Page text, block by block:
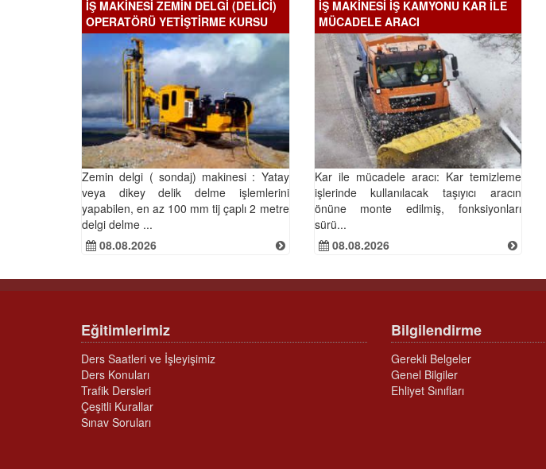
İŞ MAKİNESİ ZEMİN DELGİ (DELİCİ)
OPERATÖRÜ YETİŞTİRME KURSU
Zemin delgi ( sondaj) makinesi : Yatay
veya dikey delik delme işlemlerini
yapabilen, en az 100 mm tij çaplı 2 metre
delgi delme ...
08.08.2026
İŞ MAKİNESİ İŞ KAMYONU KAR İLE
MÜCADELE ARACI
Kar ile mücadele aracı: Kar temizleme
işlerinde kullanılacak taşıyıcı aracın
önüne monte edilmiş, fonksiyonları
sürü...
08.08.2026
Eğitimlerimiz
Ders Saatleri ve İşleyişimiz
Ders Konuları
Trafik Dersleri
Çeşitli Kurallar
Sınav Soruları
Bilgilendirme
Gerekli Belgeler
Genel Bilgiler
Ehliyet Sınıfları